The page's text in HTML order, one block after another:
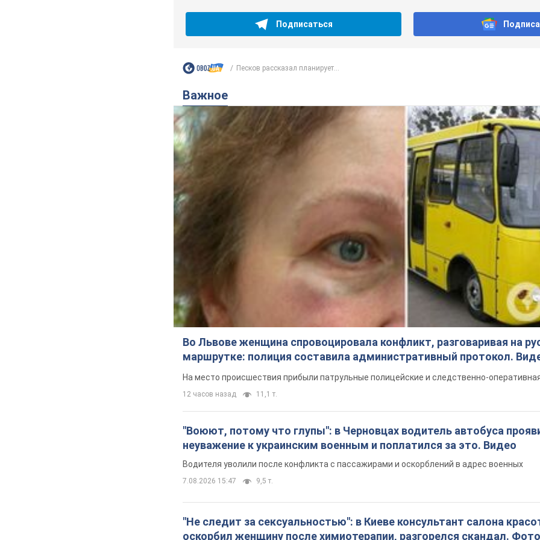
Подписаться
Песков рассказал планирует...
Важное
Во Львове женщина спровоцировала конфликт, разговаривая на
маршрутке: полиция составила административный протокол.
На место происшествия прибыли патрульные полицейские и следственно-
12 часов назад 11,1 т.
"Воюют, потому что глупы": в Черновцах водитель автобуса
неуважение к украинским военным и поплатился за это. Видео
Водителя уволили после конфликта с пассажирами и оскорблений в адрес военных
7.08.2026 15:47 9,5 т.
"Не следит за сексуальностью": в Киеве консультант салона
оскорбил женщину после химиотерапии, разгорелся скандал. Фото